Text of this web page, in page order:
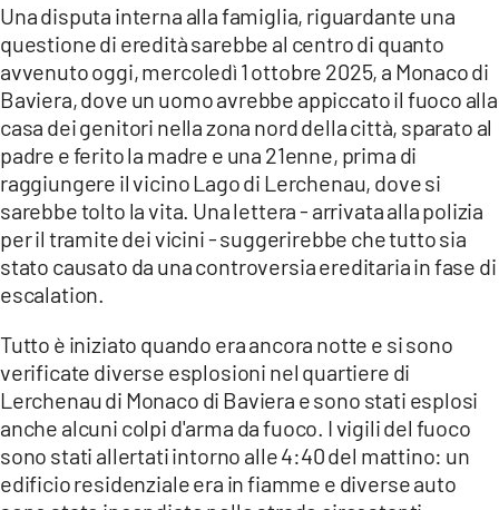
LACTV.IT
LACONAIR.IT
LACITYMAG.IT
ILREGGINO.IT
COSENZACHANNEL.IT
ILVIBONESE.IT
CATANZAROCHANNEL.IT
App
ANDROID
APPLE
Una disputa interna alla famiglia, riguardante una
questione di eredità sarebbe al centro di quanto
avvenuto oggi, mercoledì 1 ottobre 2025, a Monaco di
Baviera, dove un uomo avrebbe appiccato il fuoco alla
casa dei genitori nella zona nord della città, sparato al
padre e ferito la madre e una 21enne, prima di
raggiungere il vicino Lago di Lerchenau, dove si
sarebbe tolto la vita. Una lettera - arrivata alla polizia
per il tramite dei vicini - suggerirebbe che tutto sia
stato causato da una controversia ereditaria in fase di
escalation.
Tutto è iniziato quando era ancora notte e si sono
verificate diverse esplosioni nel quartiere di
Lerchenau di Monaco di Baviera e sono stati esplosi
anche alcuni colpi d'arma da fuoco. I vigili del fuoco
sono stati allertati intorno alle 4:40 del mattino: un
edificio residenziale era in fiamme e diverse auto